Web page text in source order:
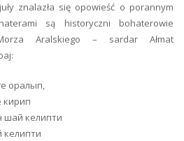
znalazła się opowieść o porannym
są historyczni bohaterowie
Aralskiego – sardar Ałmat
оралып,
кирип
шай келипти
келипти